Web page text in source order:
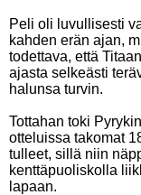
Peli oli luvullisesti
kahden erän ajan,
todettava, että
ajasta selkeästi
halunsa turvin.
Tottahan toki
otteluissa takomat
tulleet, sillä niin
kenttäpuoliskolla
lapaan.